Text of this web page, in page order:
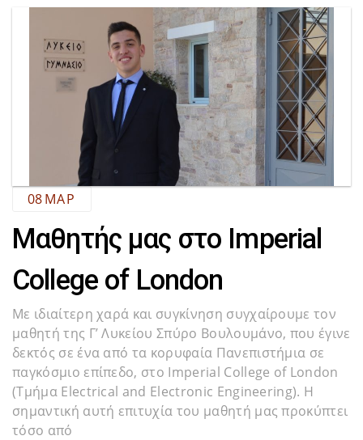
08ΜΑΡ
Μαθητής μας στο Imperial
College of London
Με ιδιαίτερη χαρά και συγκίνηση συγχαίρουμε τον
μαθητή της Γ’ Λυκείου Σπύρο Βουλουμάνο, που έγινε
δεκτός σε ένα από τα κορυφαία Πανεπιστήμια σε
παγκόσμιο επίπεδο, στο Imperial College of London
(Τμήμα Electrical and Electronic Engineering). Η
σημαντική αυτή επιτυχία του μαθητή μας προκύπτει
τόσο από